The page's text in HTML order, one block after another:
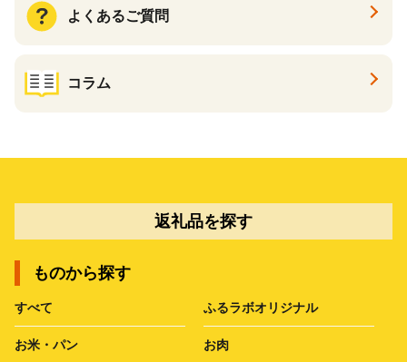
よくあるご質問
コラム
返礼品を探す
ものから探す
すべて ふるラボオリジナル
お米・パン お肉